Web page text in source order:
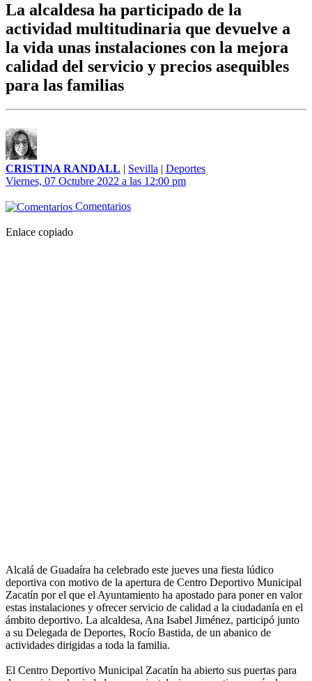
La alcaldesa ha participado de la
actividad multitudinaria que devuelve a
la vida unas instalaciones con la mejora
calidad del servicio y precios asequibles
para las familias
CRISTINA RANDALL | Sevilla | Deportes
Viernes, 07 Octubre 2022 a las 12:00 pm
Comentarios
Enlace copiado
Alcalá de Guadaíra ha celebrado este jueves una fiesta lúdico
deportiva con motivo de la apertura de Centro Deportivo Municipal
Zacatín por el que el Ayuntamiento ha apostado para poner en valor
estas instalaciones y ofrecer servicio de calidad a la ciudadanía en el
ámbito deportivo. La alcaldesa, Ana Isabel Jiménez, participó junto
a su Delegada de Deportes, Rocío Bastida, de un abanico de
actividades dirigidas a toda la familia.
El Centro Deportivo Municipal Zacatín ha abierto sus puertas para